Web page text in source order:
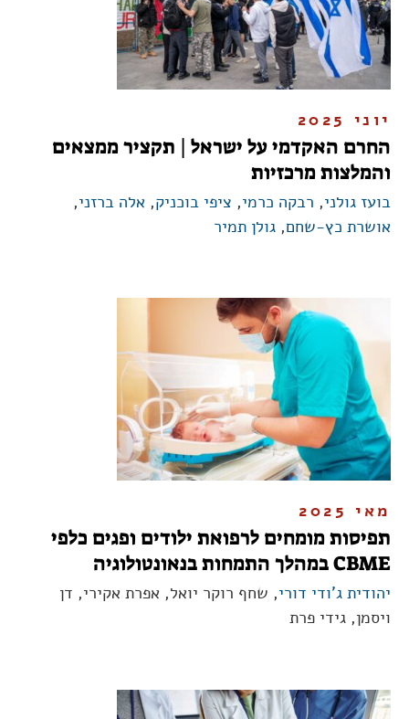
יוני 2025
החרם האקדמי על ישראל | תקציר ממצאים
והמלצות מרכזיות
בועז גולני, רבקה כרמי, ציפי בוכניק, אלה ברזני,
אושרת כץ-שחם, גולן תמיר
מאי 2025
תפיסות מומחים לרפואת ילודים ופגים כלפי
CBME במהלך התמחות בנאונטולוגיה
יהודית ג'ודי דורי, שחף רוקר יואל, אפרת אקירי, דן
ויסמן, גידי פרת